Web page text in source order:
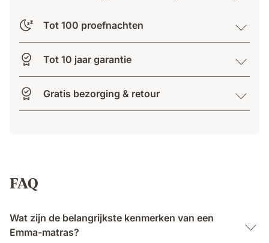
Tot 100 proefnachten
Tot 10 jaar garantie
Gratis bezorging & retour
FAQ
Wat zijn de belangrijkste kenmerken van een
Emma-matras?